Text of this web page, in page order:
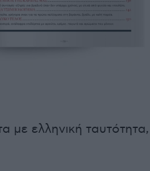
με ελληνική ταυτότητα,